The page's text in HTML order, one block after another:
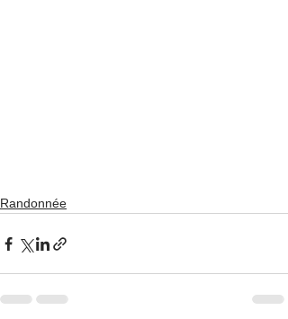
Randonnée